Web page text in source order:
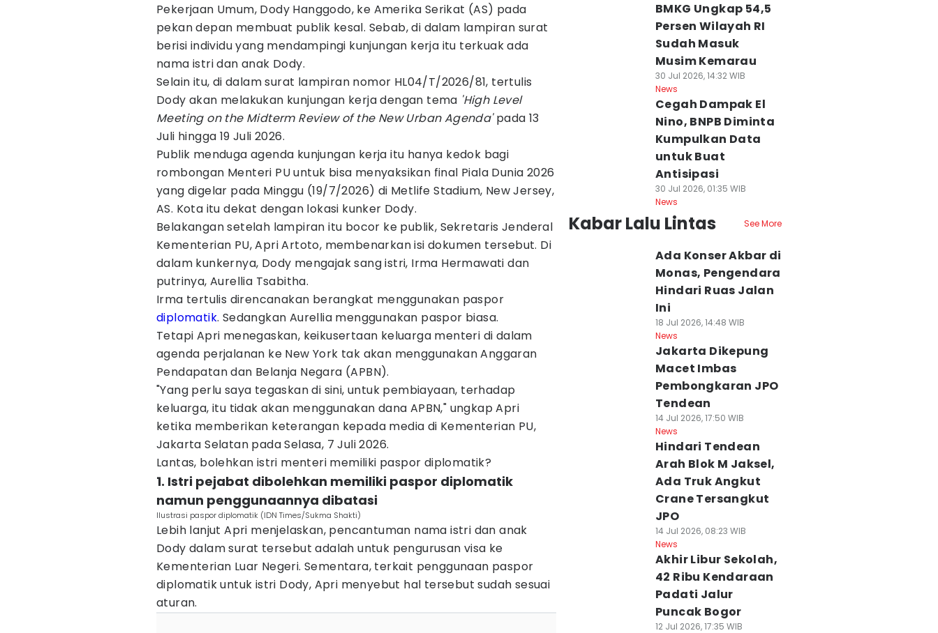
Pekerjaan Umum, Dody Hanggodo, ke Amerika Serikat (AS) pada
pekan depan membuat publik kesal. Sebab, di dalam lampiran surat
berisi individu yang mendampingi kunjungan kerja itu terkuak ada
nama istri dan anak Dody.
Selain itu, di dalam surat lampiran nomor HL04/T/2026/81, tertulis
Dody akan melakukan kunjungan kerja dengan tema 'High Level
Meeting on the Midterm Review of the New Urban Agenda'pada 13
Juli hingga 19 Juli 2026.
Publik menduga agenda kunjungan kerja itu hanya kedok bagi
rombongan Menteri PU untuk bisa menyaksikan final Piala Dunia 2026
yang digelar pada Minggu (19/7/2026) di Metlife Stadium, New Jersey,
AS. Kota itu dekat dengan lokasi kunker Dody.
Belakangan setelah lampiran itu bocor ke publik, Sekretaris Jenderal
Kementerian PU, Apri Artoto, membenarkan isi dokumen tersebut. Di
dalam kunkernya, Dody mengajak sang istri, Irma Hermawati dan
putrinya, Aurellia Tsabitha.
Irma tertulis direncanakan berangkat menggunakan paspor
diplomatik. Sedangkan Aurellia menggunakan paspor biasa.
Tetapi Apri menegaskan, keikusertaan keluarga menteri di dalam
agenda perjalanan ke New York tak akan menggunakan Anggaran
Pendapatan dan Belanja Negara (APBN).
"Yang perlu saya tegaskan di sini, untuk pembiayaan, terhadap
keluarga, itu tidak akan menggunakan dana APBN," ungkap Apri
ketika memberikan keterangan kepada media di Kementerian PU,
Jakarta Selatan pada Selasa, 7 Juli 2026.
Lantas, bolehkan istri menteri memiliki paspor diplomatik?
1. Istri pejabat dibolehkan memiliki paspor diplomatik
namun penggunaannya dibatasi
Ilustrasi paspor diplomatik (IDN Times/Sukma Shakti)
Lebih lanjut Apri menjelaskan, pencantuman nama istri dan anak
Dody dalam surat tersebut adalah untuk pengurusan visa ke
Kementerian Luar Negeri. Sementara, terkait penggunaan paspor
diplomatik untuk istri Dody, Apri menyebut hal tersebut sudah sesuai
aturan.
BMKG Ungkap 54,5
Persen Wilayah RI
Sudah Masuk
Musim Kemarau
30 Jul 2026, 14:32 WIB
News
Cegah Dampak El
Nino, BNPB Diminta
Kumpulkan Data
untuk Buat
Antisipasi
30 Jul 2026, 01:35 WIB
News
Kabar Lalu Lintas See More
Ada Konser Akbar di
Monas, Pengendara
Hindari Ruas Jalan
Ini
18 Jul 2026, 14:48 WIB
News
Jakarta Dikepung
Macet Imbas
Pembongkaran JPO
Tendean
14 Jul 2026, 17:50 WIB
News
Hindari Tendean
Arah Blok M Jaksel,
Ada Truk Angkut
Crane Tersangkut
JPO
14 Jul 2026, 08:23 WIB
News
Akhir Libur Sekolah,
42 Ribu Kendaraan
Padati Jalur
Puncak Bogor
12 Jul 2026, 17:35 WIB